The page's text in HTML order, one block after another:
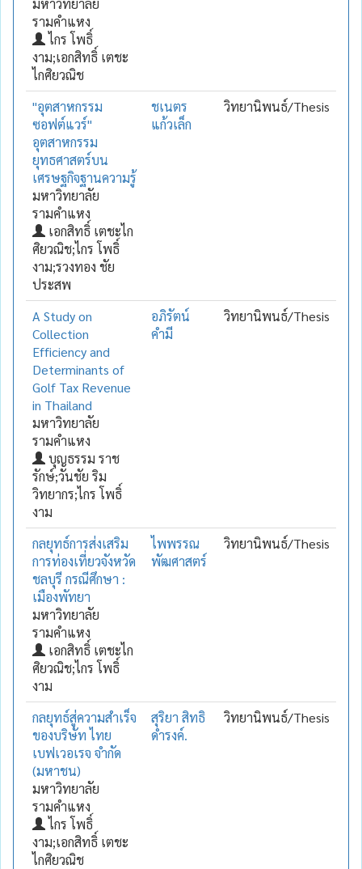
รามคำแหง
ไกร โพธิ์
งาม;เอกสิทธิ์ เตชะ
ไกศิยวณิช
"อุตสาหกรรม
ซอฟต์แวร์"
อุตสาหกรรม
ยุทธศาสตร์บน
เศรษฐกิจฐานความรู้
มหาวิทยาลัย
รามคำแหง
เอกสิทธิ์ เตชะไก
ศิยวณิช;ไกร โพธิ์
งาม;รวงทอง ชัย
ประสพ
ชเนตร
แก้วเล็ก
วิทยานิพนธ์/Thesis
A Study on
Collection
Efficiency and
Determinants of
Golf Tax Revenue
in Thailand
มหาวิทยาลัย
รามคำแหง
บุญธรรม ราช
รักษ์;วันชัย ริม
วิทยากร;ไกร โพธิ์
งาม
อภิรัตน์
คำมี
วิทยานิพนธ์/Thesis
กลยุทธ์การส่งเสริม
การท่องเที่ยวจังหวัด
ชลบุรี กรณีศึกษา :
เมืองพัทยา
มหาวิทยาลัย
รามคำแหง
เอกสิทธิ์ เตชะไก
ศิยวณิช;ไกร โพธิ์
งาม
ไพพรรณ
พัฒศาสตร์
วิทยานิพนธ์/Thesis
กลยุทธ์สู่ความสำเร็จ
ของบริษัท ไทย
เบฟเวอเรจ จำกัด
(มหาชน)
มหาวิทยาลัย
รามคำแหง
ไกร โพธิ์
งาม;เอกสิทธิ์ เตชะ
ไกศิยวณิช
สุริยา สิทธิ
ดำรงค์.
วิทยานิพนธ์/Thesis